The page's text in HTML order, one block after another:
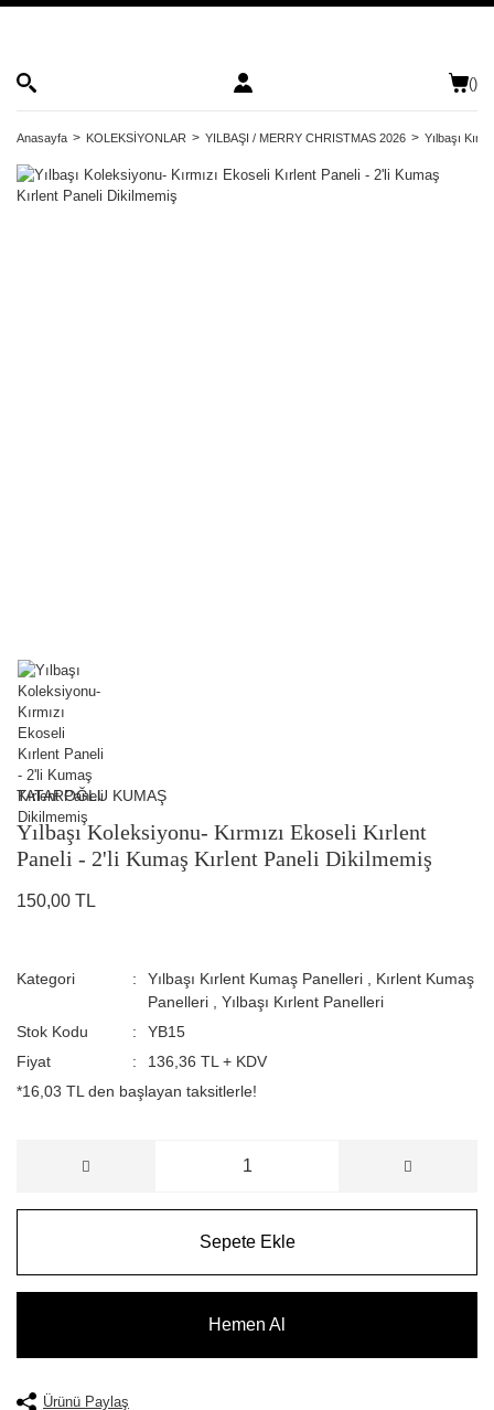
()
Anasayfa KOLEKSİYONLAR YILBAŞI / MERRY CHRISTMAS 2026 Yılbaşı
TATAROĞLU KUMAŞ
Yılbaşı Koleksiyonu- Kırmızı Ekoseli Kırlent
Paneli - 2'li Kumaş Kırlent Paneli Dikilmemiş
150,00 TL
Kategori Yılbaşı Kırlent Kumaş Panelleri
Kırlent Kumaş
Panelleri
Yılbaşı Kırlent Panelleri
Stok Kodu
YB15
Fiyat
136,36 TL + KDV
*16,03 TL den başlayan taksitlerle!
Sepete Ekle
Hemen Al
Ürünü Paylaş